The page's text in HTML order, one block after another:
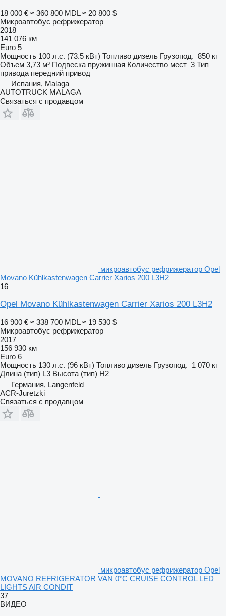
18 000 € ≈ 360 800 MDL ≈ 20 800 $
Микроавтобус рефрижератор
2018
141 076 км
Euro 5
Мощность 100 л.с. (73.5 кВт) Топливо дизель Грузопод. 850 кг
Объем 3,73 м³ Подвеска пружинная Количество мест 3 Тип
привода передний привод
Испания, Malaga
AUTOTRUCK MALAGA
Связаться с продавцом
микроавтобус рефрижератор Opel
Movano Kühlkastenwagen Carrier Xarios 200 L3H2
16
Opel Movano Kühlkastenwagen Carrier Xarios 200 L3H2
16 900 € ≈ 338 700 MDL ≈ 19 530 $
Микроавтобус рефрижератор
2017
156 930 км
Euro 6
Мощность 130 л.с. (96 кВт) Топливо дизель Грузопод. 1 070 кг
Длина (тип) L3 Высота (тип) H2
Германия, Langenfeld
ACR-Juretzki
Связаться с продавцом
микроавтобус рефрижератор Opel
MOVANO REFRIGERATOR VAN 0*C CRUISE CONTROL LED
LIGHTS AIR CONDIT
37
ВИДЕО